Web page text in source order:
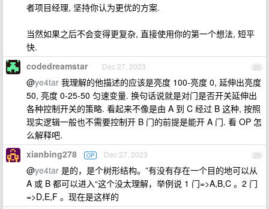
者项目经理, 坚持你认为更优的方案.
当然如果之后不会变得更复杂, 直接使用你的第一个想法, 短平
快.
22
codedreamstar Dec 27, 2023
@ye4tar 我理解的他描述的应该是亮度 100-亮度 0, 延伸出亮度
50, 亮度 0-25-50 匀速变量. 换句话说就是对门是否开关延伸出
各种控制开关的策略. 看起来不像是由 A 到 C 经过 B 这种, 按照
现实逻辑一般也不需要控制开 B 门的前提是能开 A 门. 看 OP 怎
么解释吧.
23
xianbing278 OP Dec 27, 2023
@ye4tar 是的，是个树形结构。”有没有存在一个目的地可以从
A 或 B 都可以进入“这个没太理解，举例说 1 门=>A,B,C 。2 门
=>D,E,F 。现在是这样的